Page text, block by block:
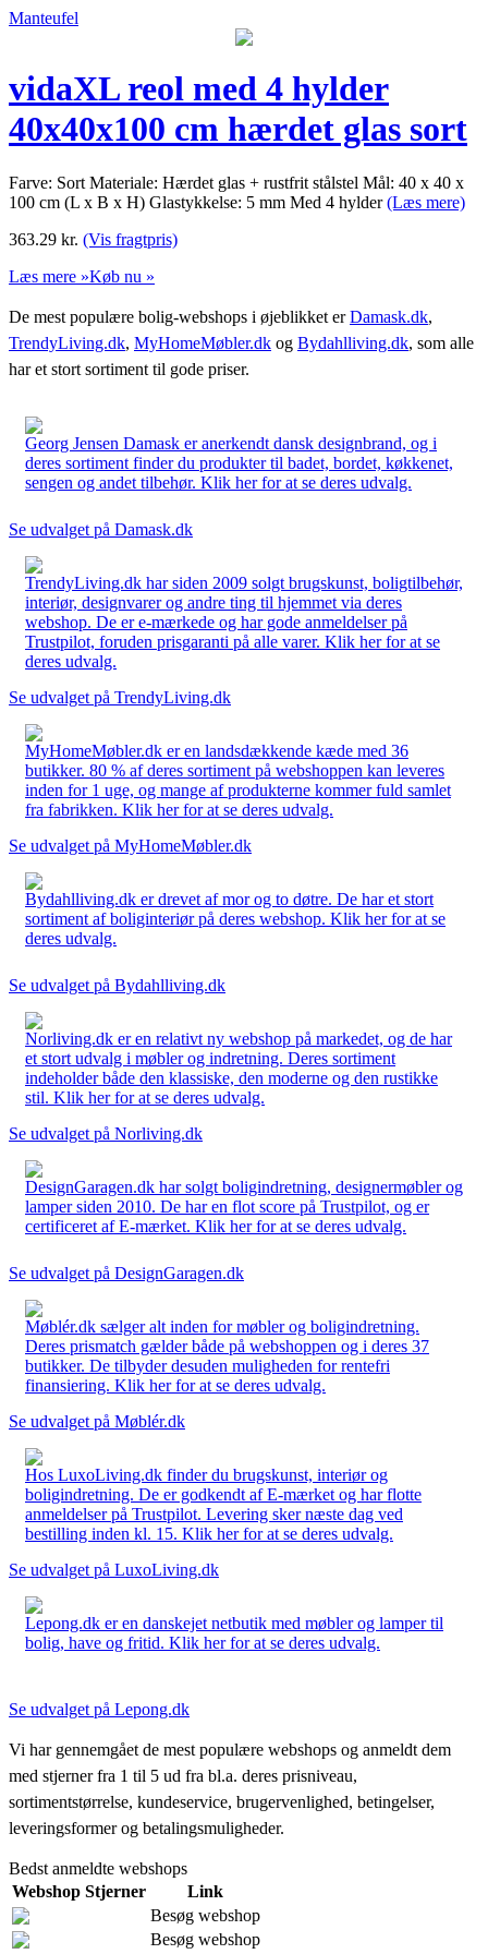
Manteufel
vidaXL reol med 4 hylder
40x40x100 cm hærdet glas sort
Farve: Sort Materiale: Hærdet glas + rustfrit stålstel Mål: 40 x 40 x
100 cm (L x B x H) Glastykkelse: 5 mm Med 4 hylder(Læs mere)
363.29 kr. (Vis fragtpris)
Læs mere »Køb nu »
De mest populære bolig-webshops i øjeblikket erDamask.dk,
TrendyLiving.dk, MyHomeMøbler.dk og Bydahlliving.dk, som alle
har et stort sortiment til gode priser.
Georg Jensen Damask er anerkendt dansk designbrand, og i
deres sortiment finder du produkter til badet, bordet, køkkenet,
sengen og andet tilbehør. Klik her for at se deres udvalg.
Se udvalget på Damask.dk
TrendyLiving.dk har siden 2009 solgt brugskunst, boligtilbehør,
interiør, designvarer og andre ting til hjemmet via deres
webshop. De er e-mærkede og har gode anmeldelser på
Trustpilot, foruden prisgaranti på alle varer. Klik her for at se
deres udvalg.
Se udvalget på TrendyLiving.dk
MyHomeMøbler.dk er en landsdækkende kæde med 36
butikker. 80 % af deres sortiment på webshoppen kan leveres
inden for 1 uge, og mange af produkterne kommer fuld samlet
fra fabrikken. Klik her for at se deres udvalg.
Se udvalget på MyHomeMøbler.dk
Bydahlliving.dk er drevet af mor og to døtre. De har et stort
sortiment af boliginteriør på deres webshop. Klik her for at se
deres udvalg.
Se udvalget på Bydahlliving.dk
Norliving.dk er en relativt ny webshop på markedet, og de har
et stort udvalg i møbler og indretning. Deres sortiment
indeholder både den klassiske, den moderne og den rustikke
stil. Klik her for at se deres udvalg.
Se udvalget på Norliving.dk
DesignGaragen.dk har solgt boligindretning, designermøbler og
lamper siden 2010. De har en flot score på Trustpilot, og er
certificeret af E-mærket. Klik her for at se deres udvalg.
Se udvalget på DesignGaragen.dk
Møblér.dk sælger alt inden for møbler og boligindretning.
Deres prismatch gælder både på webshoppen og i deres 37
butikker. De tilbyder desuden muligheden for rentefri
finansiering. Klik her for at se deres udvalg.
Se udvalget på Møblér.dk
Hos LuxoLiving.dk finder du brugskunst, interiør og
boligindretning. De er godkendt af E-mærket og har flotte
anmeldelser på Trustpilot. Levering sker næste dag ved
bestilling inden kl. 15. Klik her for at se deres udvalg.
Se udvalget på LuxoLiving.dk
Lepong.dk er en danskejet netbutik med møbler og lamper til
bolig, have og fritid. Klik her for at se deres udvalg.
Se udvalget på Lepong.dk
Vi har gennemgået de mest populære webshops og anmeldt dem
med stjerner fra 1 til 5 ud fra bl.a. deres prisniveau,
sortimentstørrelse, kundeservice, brugervenlighed, betingelser,
leveringsformer og betalingsmuligheder.
Bedst anmeldte webshops
Webshop Stjerner
Link
Besøg webshop
Besøg webshop